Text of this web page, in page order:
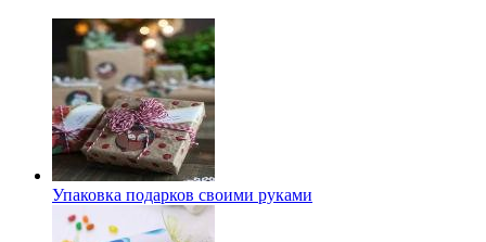
Упаковка подарков своими руками